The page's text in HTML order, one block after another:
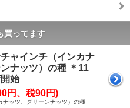
買ってます
チャインチ（インカナ
ナッツ）の種 ＊11
始
円、税90円)
ナッツ、グリーンナッツ）の種